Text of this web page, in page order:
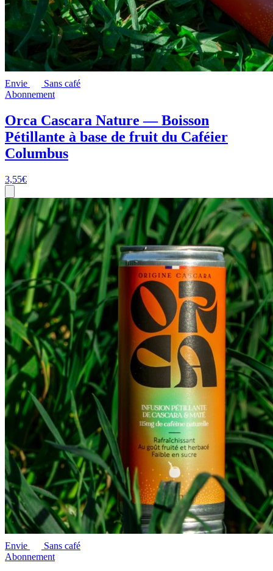
Envie
Sans café
Abonnement
Orca Cascara Nature — Boisson
Pétillante à base de fruit du Caféier
Columbus
3,55€
Envie
Sans café
Abonnement